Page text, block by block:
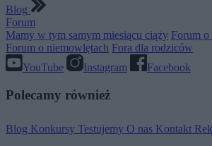
Blog
Forum
Mamy w tym samym miesiącu ciąży Forum o
Forum o niemowlętach Fora dla rodziców
YouTube
Instagram Facebook
Polecamy również
Blog Konkursy Testujemy O nas Kontakt